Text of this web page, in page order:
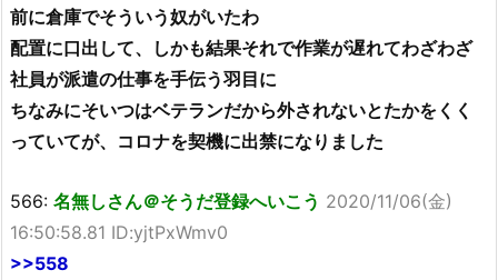
前に倉庫でそういう奴がいたわ
配置に口出して、しかも結果それで作業が遅れてわざわざ
社員が派遣の仕事を手伝う羽目に
ちなみにそいつはベテランだから外されないとたかをくく
っていてが、コロナを契機に出禁になりました
566: 名無しさん＠そうだ登録へいこう 2020/11/06(金)
16:50:58.81 ID:yjtPxWmv0
>>558